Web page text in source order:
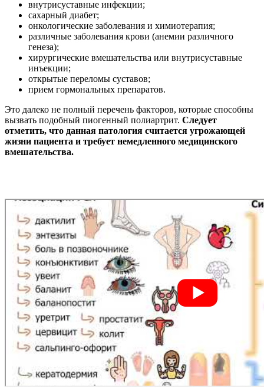
внутрисуставные инфекции;
сахарный диабет;
онкологические заболевания и химиотерапия;
различные заболевания крови (анемии различного
генеза);
хирургические вмешательства или внутрисуставные
инъекции;
открытые переломы суставов;
прием гормональных препаратов.
Это далеко не полный перечень факторов, которые способны
вызвать подобный пиогенный полиартрит. Следует
отметить, что данная патология считается угрожающей
жизни пациента и требует немедленного медицинского
вмешательства.